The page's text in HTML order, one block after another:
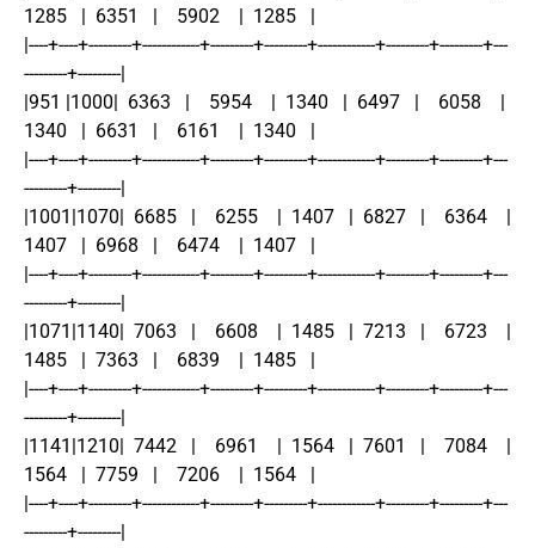
1285   |  6351   |    5902    |  1285   |
|----+----+---------+------------+---------+---------+------------+---------+---------+---
---------+---------|
|951 |1000|  6363   |    5954    |  1340   |  6497   |    6058    |
1340   |  6631   |    6161    |  1340   |
|----+----+---------+------------+---------+---------+------------+---------+---------+---
---------+---------|
|1001|1070|  6685   |    6255    |  1407   |  6827   |    6364    |
1407   |  6968   |    6474    |  1407   |
|----+----+---------+------------+---------+---------+------------+---------+---------+---
---------+---------|
|1071|1140|  7063   |    6608    |  1485   |  7213   |    6723    |
1485   |  7363   |    6839    |  1485   |
|----+----+---------+------------+---------+---------+------------+---------+---------+---
---------+---------|
|1141|1210|  7442   |    6961    |  1564   |  7601   |    7084    |
1564   |  7759   |    7206    |  1564   |
|----+----+---------+------------+---------+---------+------------+---------+---------+---
---------+---------|